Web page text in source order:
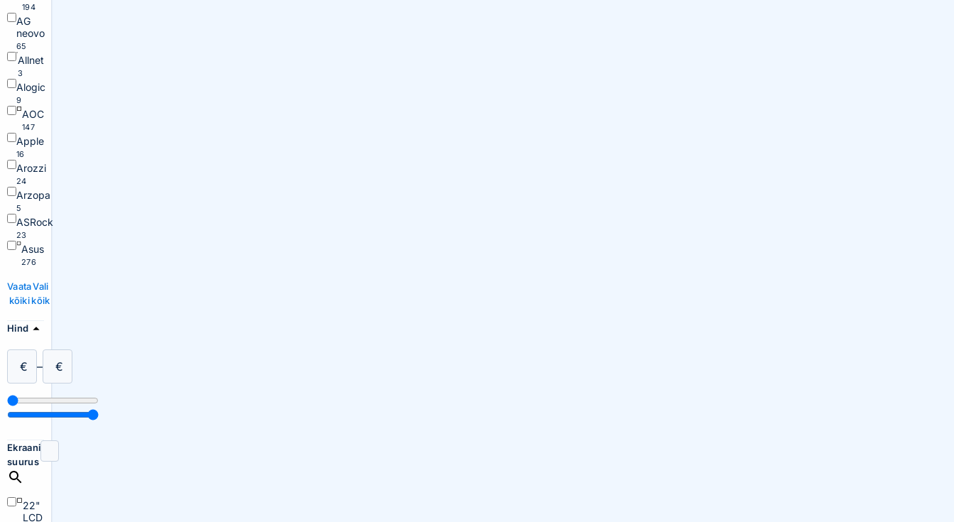
194
AG
neovo
65
Allnet
3
Alogic
9
AOC
147
Apple
16
Arozzi
24
Arzopa
5
ASRock
23
Asus
276
Vaata
kõiki
Vali
kõik
Hind
€ – €
Ekraani
suurus
22"
LCD